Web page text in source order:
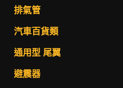
排氣管
汽車百貨類
通用型 尾翼
避震器